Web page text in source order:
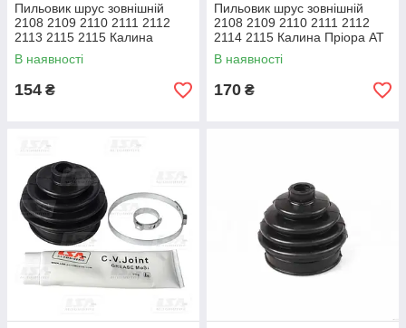
Пильовик шрус зовнішній
2108 2109 2110 2111 2112
2113 2115 2115 Калина
Пріора AURORA
В наявності
154 ₴
Пильовик шрус зовнішній
2108 2109 2110 2111 2112
2114 2115 Калина Пріора АТ
В наявності
170 ₴